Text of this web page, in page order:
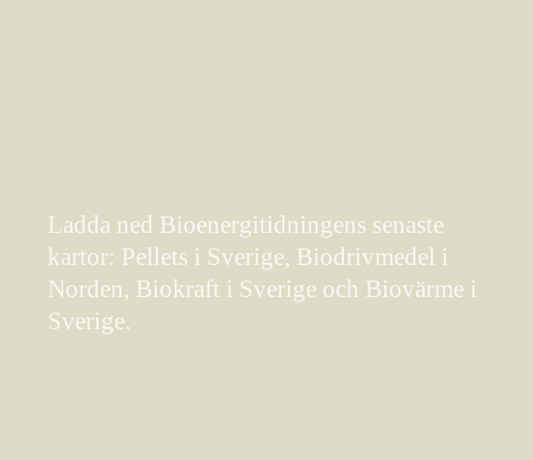
Ladda ned Bioenergitidningens senaste
kartor: Pellets i Sverige, Biodrivmedel i
Norden, Biokraft i Sverige och Biovärme i
Sverige.